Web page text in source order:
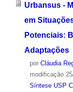
Urbansus -
em
Potenciais:
Adaptações
por Cláudia
modificação
Síntese USP